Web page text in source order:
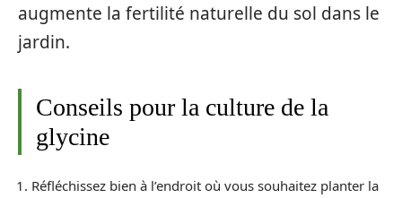
augmente la fertilité naturelle du sol dans le
jardin.
Conseils pour la culture de la
glycine
Réfléchissez bien à l’endroit où vous souhaitez planter la